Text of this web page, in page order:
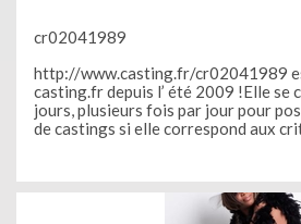
cr02041989
http://www.casting.fr/cr02041989
casting.fr depuis l’ été 2009 !Elle se
jours, plusieurs fois par jour pour
de castings si elle correspond aux
shooting a